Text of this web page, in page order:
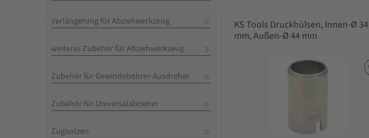
Verlängerung für Abziehwerkzeug
weiteres Zubehör für Abziehwerkzeug
Zubehör für Gewindebohrer-Ausdreher
Zubehör für Universalabzieher
Zugbolzen
KS Tools Druckhülsen, Innen-Ø 34
mm, Außen-Ø 44 mm